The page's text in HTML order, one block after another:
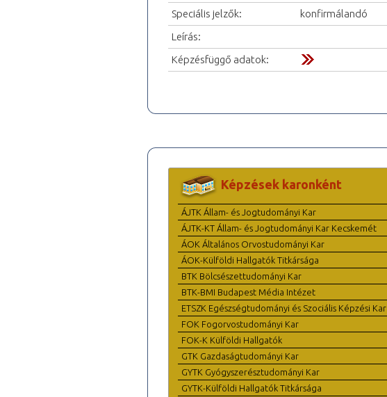
Speciális jelzők:
konfirmálandó
Leírás:
Képzésfüggő adatok:
Képzések karonként
ÁJTK Állam- és Jogtudományi Kar
ÁJTK-KT Állam- és Jogtudományi Kar Kecskemét
ÁOK Általános Orvostudományi Kar
ÁOK-Külföldi Hallgatók Titkársága
BTK Bölcsészettudományi Kar
BTK-BMI Budapest Média Intézet
ETSZK Egészségtudományi és Szociális Képzési Kar
FOK Fogorvostudományi Kar
FOK-K Külföldi Hallgatók
GTK Gazdaságtudományi Kar
GYTK Gyógyszerésztudományi Kar
GYTK-Külföldi Hallgatók Titkársága